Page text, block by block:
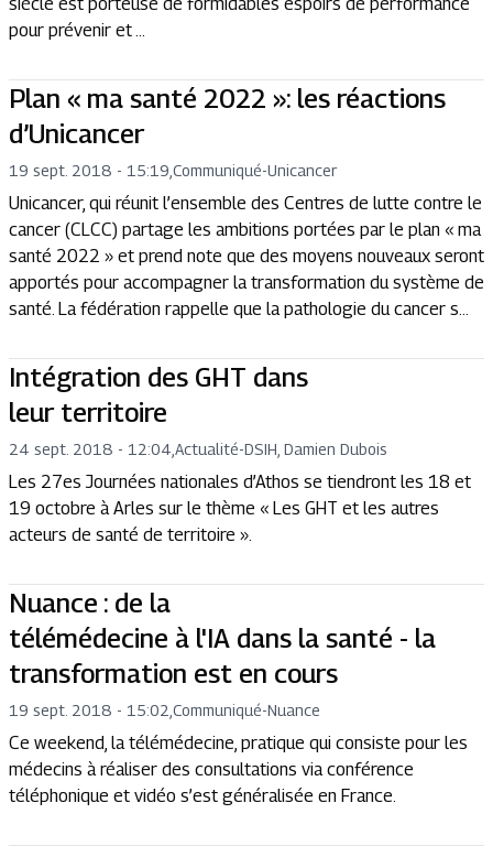
pour prévenir et ...
Plan « ma santé 2022 »: les réactions
d’Unicancer
19 sept. 2018 - 15:19 Communiqué-Unicancer
Unicancer, qui réunit l’ensemble des Centres de lutte contre le
cancer (CLCC) partage les ambitions portées par le plan « ma
santé 2022 » et prend note que des moyens nouveaux seront
apportés pour accompagner la transformation du système de
santé. La fédération rappelle que la pathologie du cancer s...
Intégration des GHT dans
leur territoire
24 sept. 2018 - 12:04 Actualité-DSIH, Damien Dubois
Les 27es Journées nationales d’Athos se tiendront les 18 et
19 octobre à Arles sur le thème « Les GHT et les autres
acteurs de santé de territoire ».
Nuance : de la
télémédecine à l'IA dans la santé - la
transformation est en cours
19 sept. 2018 - 15:02 Communiqué-Nuance
Ce weekend, la télémédecine, pratique qui consiste pour les
médecins à réaliser des consultations via conférence
téléphonique et vidéo s’est généralisée en France.